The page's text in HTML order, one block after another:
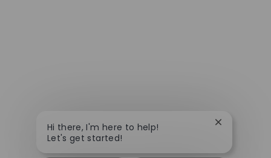
Hi there, I'm here to help!
Let's get started!
Close